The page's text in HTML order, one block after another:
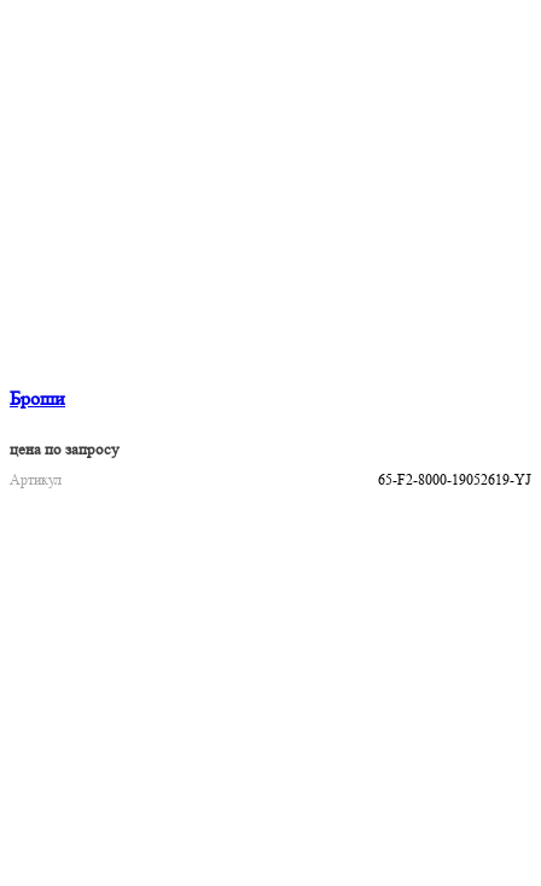
Броши
цена по запросу
Артикул
65-F2-8000-19052619-YJ